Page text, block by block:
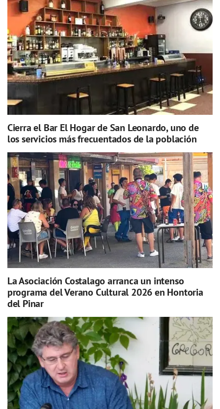
Cierra el Bar El Hogar de San Leonardo, uno de
los servicios más frecuentados de la población
La Asociación Costalago arranca un intenso
programa del Verano Cultural 2026 en Hontoria
del Pinar